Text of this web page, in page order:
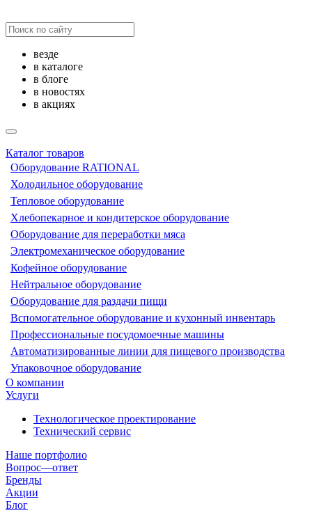
везде
в каталоге
в блоге
в новостях
в акциях
Каталог товаров
Оборудование RATIONAL
Холодильное оборудование
Тепловое оборудование
Хлебопекарное и кондитерское оборудование
Оборудование для переработки мяса
Электромеханическое оборудование
Кофейное оборудование
Нейтральное оборудование
Оборудование для раздачи пищи
Вспомогательное оборудование и кухонный инвентарь
Профессиональные посудомоечные машины
Автоматизированные линии для пищевого производства
Упаковочное оборудование
О компании
Услуги
Технологическое проектирование
Технический сервис
Наше портфолио
Вопрос—ответ
Бренды
Акции
Блог